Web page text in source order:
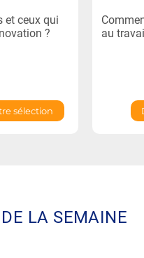
et ceux qui
?
sélection
au
LA SEMAINE